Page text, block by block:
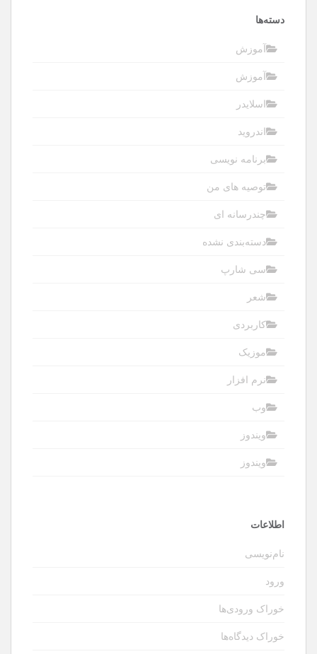
دسته‌ها
آموزش
آموزش
اسلایدر
اندروید
برنامه نویسی
توصیه های من
چندرسانه ای
دسته‌بندی نشده
سی شارپ
شعر
کاربردی
موزیک
نرم افزار
وب
ویندوز
ویندوز
اطلاعات
نام‌نویسی
ورود
خوراک ورودی‌ها
خوراک دیدگاه‌ها